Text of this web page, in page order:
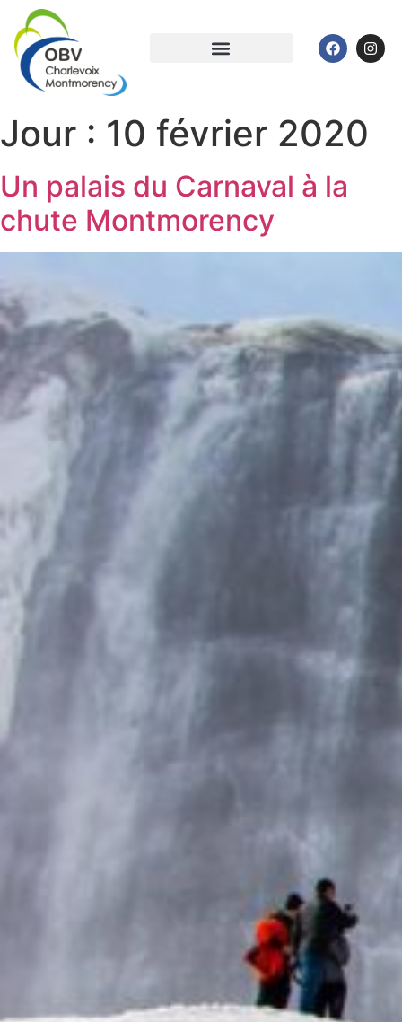
Jour : 10 février 2020
Un palais du Carnaval à la
chute Montmorency